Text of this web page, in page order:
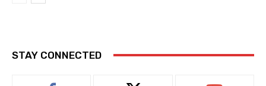
STAY CONNECTED